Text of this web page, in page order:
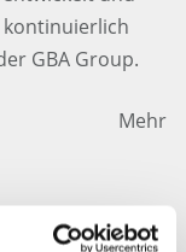
kontinuierlich
GBA Group.
Mehr